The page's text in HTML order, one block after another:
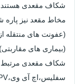
شکاف مقعدی
مخاط مقعد نیز پاره
(بیماری های
شکاف مقعدی مرتبط